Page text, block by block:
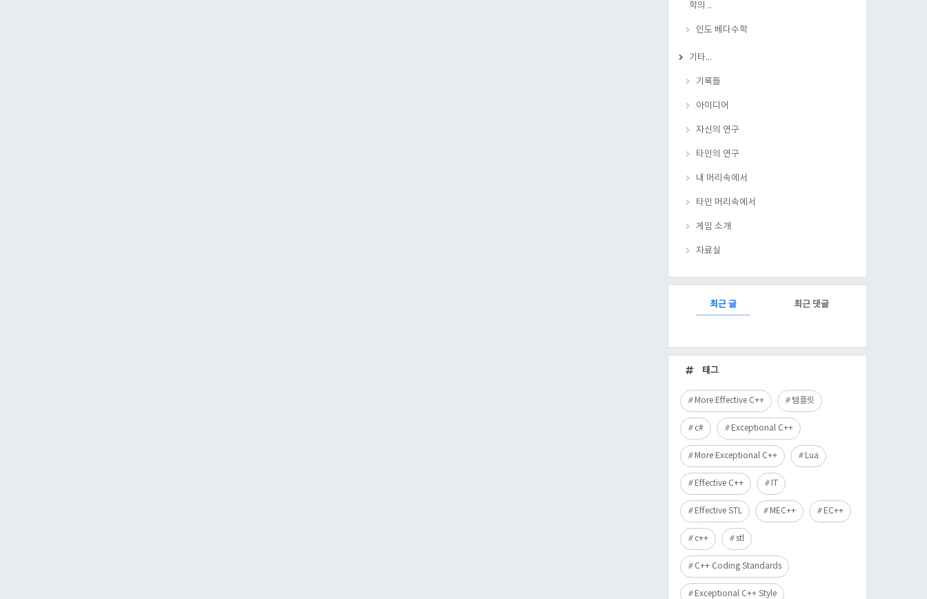
학의 ..
인도 베다수학
기타...
기록들
아이디어
자신의 연구
타인의 연구
내 머리속에서
타인 머리속에서
게임 소개
자료실
RECENTLY최근 글 최근 댓글
근
글
태그
More Effective C++ 템플릿
c# Exceptional C++
More Exceptional C++ Lua
Effective C++ IT
Effective STL MEC++ EC++
c++ stl
C++ Coding Standards
Exceptional C++ Style